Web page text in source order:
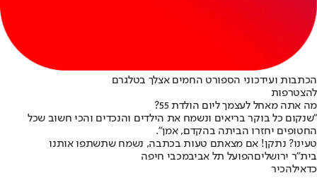
הכתבות ועידכוני הספורט החמים אצלך בטלגרם
להצטרפות
מה אתה מאחל לעצמך ליום הולדת 55?
"שנקום כל בוקר בריאים ונשמח את הילדים והנכדים והכי חשוב שכל
החטופים יחזרו הביתה בהקדם, אמן".
טעינו? נתקן! אם מצאתם טעות בכתבה, נשמח שתשתפו אותנו
בית"ר ירושליםהפועל תל אביבמכבי חיפה
כדאילהכיר